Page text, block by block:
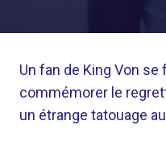
Un fan de King Von
commémorer le
un étrange tatouage